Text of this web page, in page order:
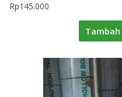
Rp145.000